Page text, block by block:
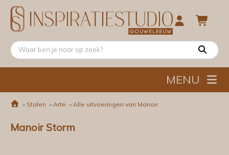
MENU
» Stalen » Arte » Alle uitvoeringen van Manoir
Manoir Storm